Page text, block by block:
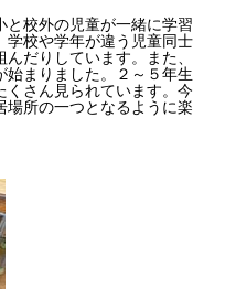
校外の児童が一緒に学習
学校や学年が違う児童同士
だりしています。また、
まりました。２～５年生
さん見られています。今
所の一つとなるように楽